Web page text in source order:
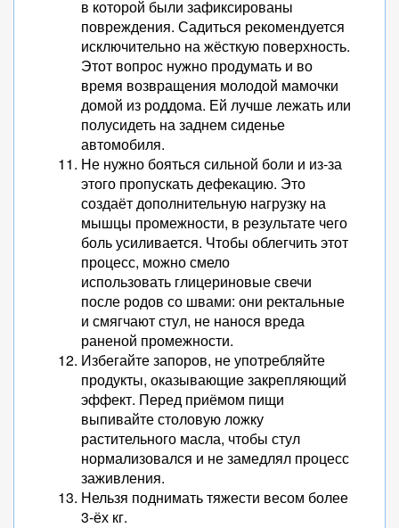
в которой были зафиксированы
повреждения. Садиться рекомендуется
исключительно на жёсткую поверхность.
Этот вопрос нужно продумать и во
время возвращения молодой мамочки
домой из роддома. Ей лучше лежать или
полусидеть на заднем сиденье
автомобиля.
Не нужно бояться сильной боли и из-за
этого пропускать дефекацию. Это
создаёт дополнительную нагрузку на
мышцы промежности, в результате чего
боль усиливается. Чтобы облегчить этот
процесс, можно смело
использовать глицериновые свечи
после родов со швами: они ректальные
и смягчают стул, не нанося вреда
раненой промежности.
Избегайте запоров, не употребляйте
продукты, оказывающие закрепляющий
эффект. Перед приёмом пищи
выпивайте столовую ложку
растительного масла, чтобы стул
нормализовался и не замедлял процесс
заживления.
Нельзя поднимать тяжести весом более
3-ёх кг.